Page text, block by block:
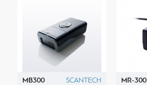
MB300 SCANTECH MR-300